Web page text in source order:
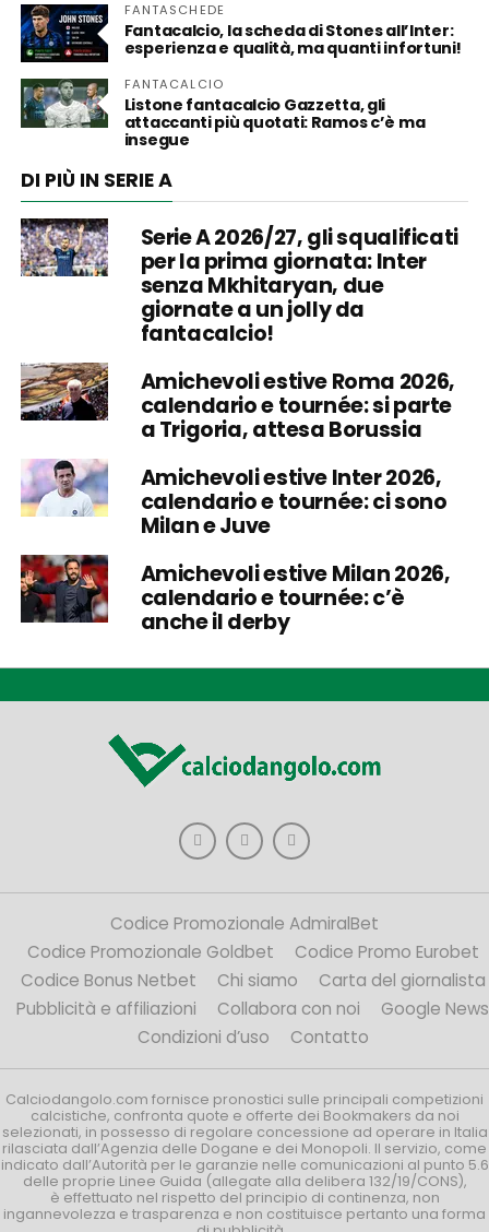
FANTASCHEDE
Fantacalcio, la scheda di Stones all’Inter:
esperienza e qualità, ma quanti infortuni!
FANTACALCIO
Listone fantacalcio Gazzetta, gli
attaccanti più quotati: Ramos c’è ma
insegue
DI PIÙ IN SERIE A
Serie A 2026/27, gli squalificati
per la prima giornata: Inter
senza Mkhitaryan, due
giornate a un jolly da
fantacalcio!
Amichevoli estive Roma 2026,
calendario e tournée: si parte
a Trigoria, attesa Borussia
Amichevoli estive Inter 2026,
calendario e tournée: ci sono
Milan e Juve
Amichevoli estive Milan 2026,
calendario e tournée: c’è
anche il derby
Codice Promozionale AdmiralBet
Codice Promozionale Goldbet
Codice Promo Eurobet
Codice Bonus Netbet
Chi siamo
Carta del giornalista
Pubblicità e affiliazioni
Collabora con noi
Google News
Condizioni d’uso
Contatto
Calciodangolo.com fornisce pronostici sulle principali competizioni
calcistiche, confronta quote e offerte dei Bookmakers da noi
selezionati, in possesso di regolare concessione ad operare in Italia
rilasciata dall’Agenzia delle Dogane e dei Monopoli. Il servizio, come
indicato dall’Autorità per le garanzie nelle comunicazioni al punto 5.6
delle proprie Linee Guida (allegate alla delibera 132/19/CONS),
è effettuato nel rispetto del principio di continenza, non
ingannevolezza e trasparenza e non costituisce pertanto una forma